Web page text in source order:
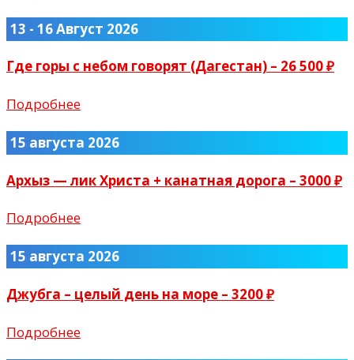
13 - 16 Август 2026
Где горы с небом говорят (Дагестан) – 26 500 ₽
Подробнее
15 августа 2026
Архыз — лик Христа + канатная дорога – 3000 ₽
Подробнее
15 августа 2026
Джубга – целый день на море – 3200 ₽
Подробнее